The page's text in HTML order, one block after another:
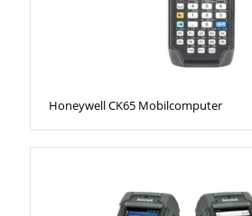
Honeywell CK65 Mobilcomputer